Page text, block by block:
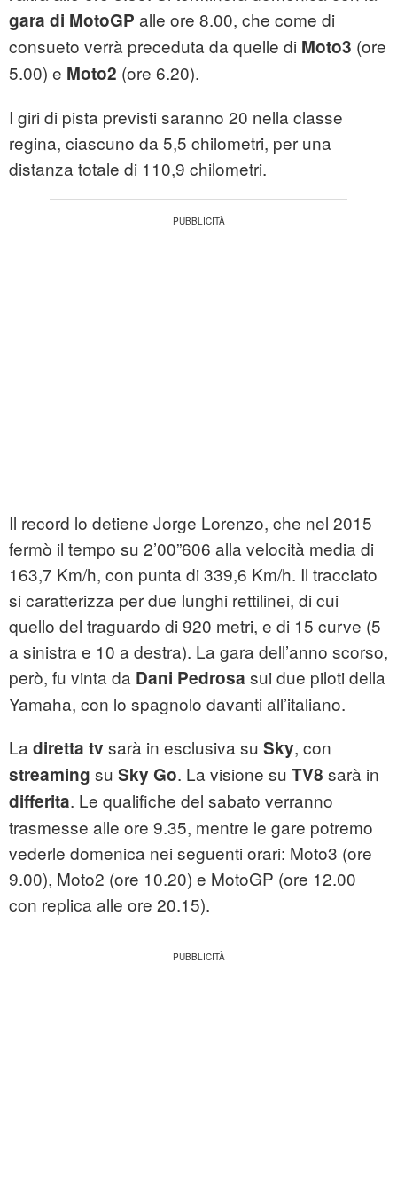
gara di MotoGP alle ore 8.00, che come di
consueto verrà preceduta da quelle di Moto3 (ore
5.00) e Moto2 (ore 6.20).
I giri di pista previsti saranno 20 nella classe
regina, ciascuno da 5,5 chilometri, per una
distanza totale di 110,9 chilometri.
Il record lo detiene Jorge Lorenzo, che nel 2015
fermò il tempo su 2’00”606 alla velocità media di
163,7 Km/h, con punta di 339,6 Km/h. Il tracciato
si caratterizza per due lunghi rettilinei, di cui
quello del traguardo di 920 metri, e di 15 curve (5
a sinistra e 10 a destra). La gara dell’anno scorso,
però, fu vinta da Dani Pedrosa sui due piloti della
Yamaha, con lo spagnolo davanti all’italiano.
La diretta tv sarà in esclusiva su Sky, con
streaming su Sky Go. La visione su TV8 sarà in
differita. Le qualifiche del sabato verranno
trasmesse alle ore 9.35, mentre le gare potremo
vederle domenica nei seguenti orari: Moto3 (ore
9.00), Moto2 (ore 10.20) e MotoGP (ore 12.00
con replica alle ore 20.15).